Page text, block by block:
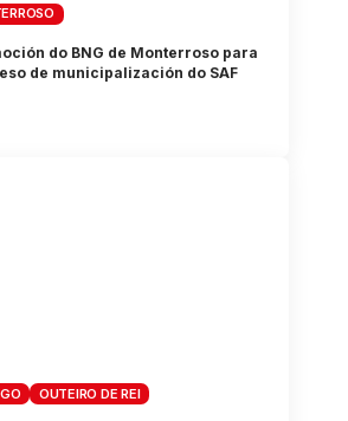
do BNG de Monterroso para
de municipalización do SAF
OUTEIRO DE REI